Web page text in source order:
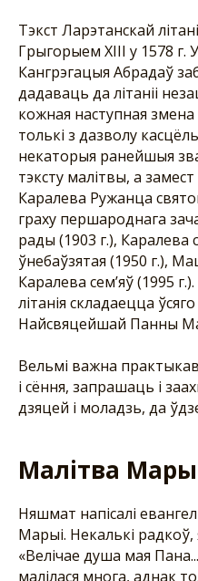
Тэкст Ларэтанскай
Грыгорыем ХІІІ у 1578 г.
Кангрэгацыя Абрадаў
дадаваць да літаніі
кожная наступная
толькі з дазволу
некаторыя ранейшыя
тэксту малітвы, а замест
Каралева Ружанца
граху першароднага
рады (1903 г.), Каралева
ўнебаўзятая (1950 г.),
Каралева сем’яў (1995
літанія складаецца
Найсвяцейшай Панны
Вельмі важна
і сёння, запрашаць і
дзяцей і моладзь, да
Малітва
Няшмат напісалі
Марыі. Некалькі
«Велічае душа мая
малілася многа, аднак